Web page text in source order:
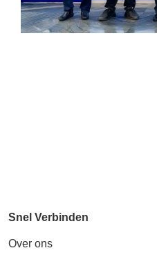
Snel Verbinden
Over ons